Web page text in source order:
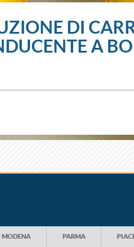
DI
A
MODENA PARMA